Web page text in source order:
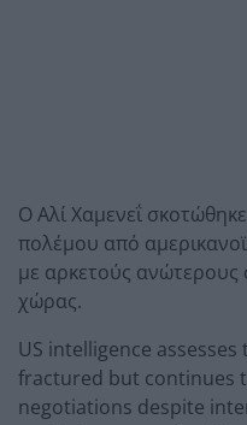
Ο Αλί Χαμενεΐ
πολέμου από
με αρκετούς ανώτερους
χώρας.
US intelligence
fractured but continues
negotiations despite